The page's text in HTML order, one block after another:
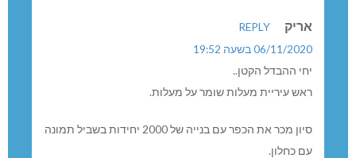
אריק
REPLY
06/11/2020 בשעה 19:52
יחי ההבדל הקטן..
ראש עיריית מעלות שומר על מעלות.
סיון מכר את הכפר עם בנייה של 2000 יחידות בשביל תמונה
עם כחלון.